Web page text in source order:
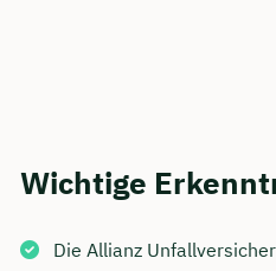
Wichtige
Die Allianz